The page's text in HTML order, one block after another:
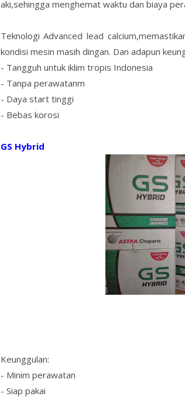
aki,sehingga menghemat waktu dan biaya
Teknologi Advanced lead
kondisi mesin masih dingan. Dan adapun
- Tangguh untuk iklim tropis Indonesia
- Tanpa perawatanm
- Daya start tinggi
- Bebas korosi
GS Hybrid
Keunggulan:
- Minim perawatan
- Siap pakai